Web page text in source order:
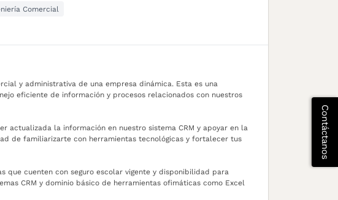
Comercial
y administrativa de una empresa dinámica. Esta es una
eficiente de información y procesos relacionados con nuestros
actualizada la información en nuestro sistema CRM y apoyar en la
de familiarizarte con herramientas tecnológicas y fortalecer tus
que cuenten con seguro escolar vigente y disponibilidad para
CRM y dominio básico de herramientas ofimáticas como Excel
Contáctanos